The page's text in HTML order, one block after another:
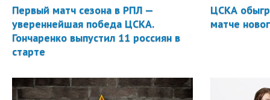
Первый матч сезона в РПЛ —
увереннейшая победа ЦСКА.
Гончаренко выпустил 11 россиян в
старте
ЦСКА
матче